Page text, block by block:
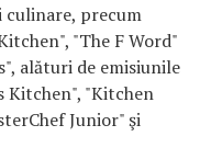
precum
"The F Word"
alături de emisiunile
Kitchen", "Kitchen
Junior" şi